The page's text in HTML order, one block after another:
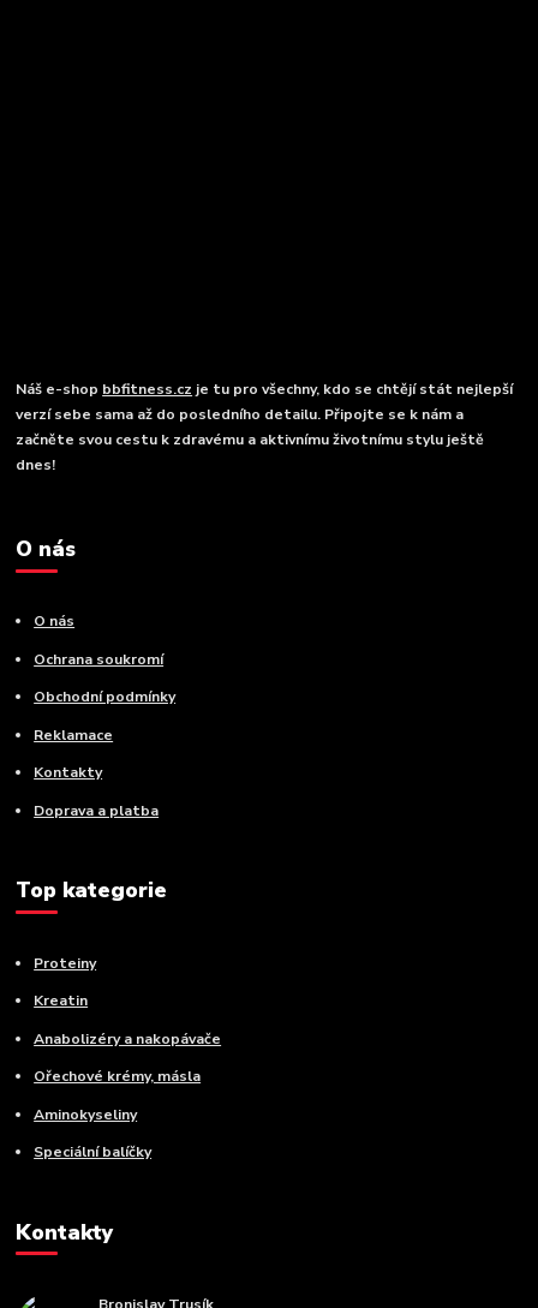
Náš e-shop bbfitness.cz je tu pro všechny, kdo se chtějí stát nejlepší
verzí sebe sama až do posledního detailu. Připojte se k nám a
začněte svou cestu k zdravému a aktivnímu životnímu stylu ještě
dnes!
O nás
O nás
Ochrana soukromí
Obchodní podmínky
Reklamace
Kontakty
Doprava a platba
Top kategorie
Proteiny
Kreatin
Anabolizéry a nakopávače
Ořechové krémy, másla
Aminokyseliny
Speciální balíčky
Kontakty